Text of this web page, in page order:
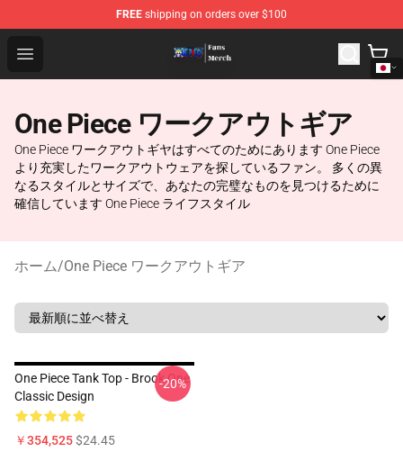
FREE shipping on orders over $100
Open menu
One Piece Store - Official One Piece Merchandise Shop
One Piece ワークアウトギア
One Piece ワークアウトギヤはすべてのためにあります One Piece
より充実したワークアウトウェアを探しているファン。 多くの異
なるスタイルとサイズで、あなたの完璧なものを見つけるために
確信しています One Piece ライフスタイル
ホーム/One Piece ワークアウトギア
One Piece Tank Top - Brook One
Classic Design
￥354,525$24.45
-20%